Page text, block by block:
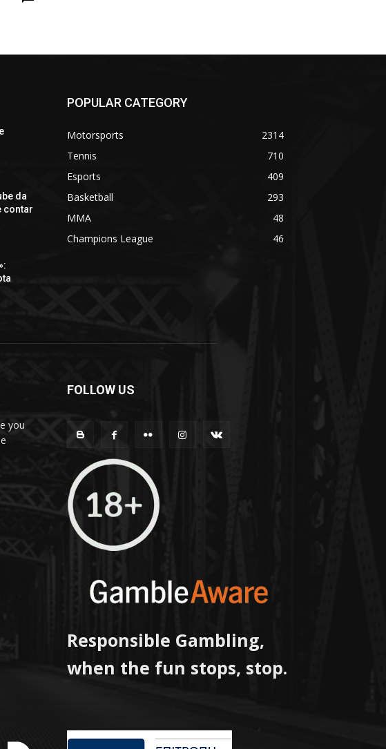
da
contar
POPULAR CATEGORY
Motorsports
2314
Tennis
710
Esports
409
Basketball
293
MMA
48
Champions League
46
you
FOLLOW US
Responsible Gambling,
when the fun stops, stop.